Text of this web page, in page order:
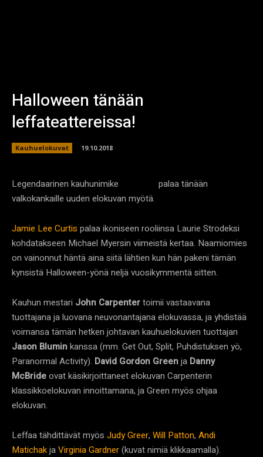
Halloween tänään
leffateattereissa!
Kauhuelokuvat 19.10.2018
Legendaarinen kauhunimike
palaa tänään
valkokankaille uuden elokuvan myötä.
Jamie Lee Curtis palaa ikoniseen rooliinsa Laurie Strodeksi
kohdatakseen Michael Myersin viimeistä kertaa. Naamiomies
on vainonnut häntä aina siitä lähtien kun hän pakeni tämän
kynsistä Halloween-yönä neljä vuosikymmentä sitten.
Kauhun mestari John Carpentertoimii vastaavana
tuottajana ja luovana neuvonantajana elokuvassa, ja yhdistää
voimansa tämän hetken johtavan kauhuelokuvien tuottajan
Jason Bluminkanssa (mm. Get Out, Split, Puhdistuksen yö,
Paranormal Activity). David Gordon Greenja Danny
McBrideovat käsikirjoittaneet elokuvan Carpenterin
klassikkoelokuvan innoittamana, ja Green myös ohjaa
elokuvan.
Leffaa tähdittävät myös Judy Greer, Will Patton, Andi
MatichakjaVirginia Gardner(kuvat nimiä klikkaamalla).